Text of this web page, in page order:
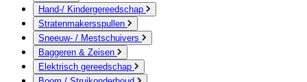
Hand-/ Kindergereedschap
Stratenmakersspullen
Sneeuw- / Mestschuivers
Baggeren & Zeisen
Elektrisch gereedschap